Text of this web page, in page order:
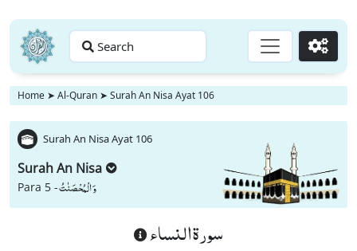
Search Go
Home ➤ Al-Quran ➤ Surah An Nisa Ayat 106
Surah An Nisa Ayat 106
Surah An Nisa
Para 5 -وَ الْمُحْصَنٰتُ
سورة النساء